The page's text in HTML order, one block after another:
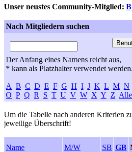
Unser neustes Community-Mitglied:
Nach Mitgliedern suchen
Der Anfang eines Namens reicht aus,
* kann als Platzhalter verwendet werden.
A B C D E F G H I J K L M N
O P Q R S T U V W X Y Z Alle
Um die Tabelle nach anderen Kriterien
jeweilige Überschrift!
Name M/W SB GB